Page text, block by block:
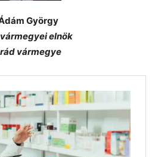
György
elnök
vármegye